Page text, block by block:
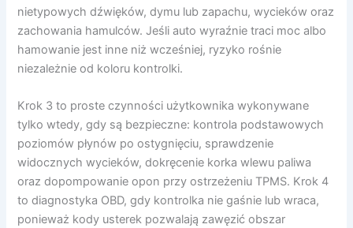
nietypowych dźwięków, dymu lub zapachu, wycieków oraz
zachowania hamulców. Jeśli auto wyraźnie traci moc albo
hamowanie jest inne niż wcześniej, ryzyko rośnie
niezależnie od koloru kontrolki.
Krok 3 to proste czynności użytkownika wykonywane
tylko wtedy, gdy są bezpieczne: kontrola podstawowych
poziomów płynów po ostygnięciu, sprawdzenie
widocznych wycieków, dokręcenie korka wlewu paliwa
oraz dopompowanie opon przy ostrzeżeniu TPMS. Krok 4
to diagnostyka OBD, gdy kontrolka nie gaśnie lub wraca,
ponieważ kody usterek pozwalają zawęzić obszar